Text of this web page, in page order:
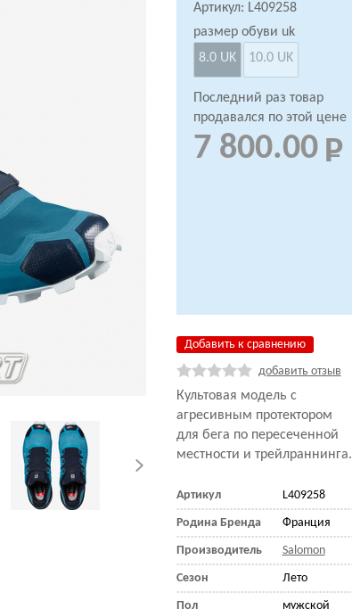
Артикул: L409258
размер обуви uk
8.0 UK
10.0 UK
Последний раз товар
продавался по этой цене
7 800.00
Добавить к сравнению
добавить отзыв
Культовая модель с
агресивным протектором
для бега по пересеченной
местности и трейлраннинга.
Артикул L409258
Родина Бренда Франция
Производитель Salomon
Сезон Лето
Пол мужской